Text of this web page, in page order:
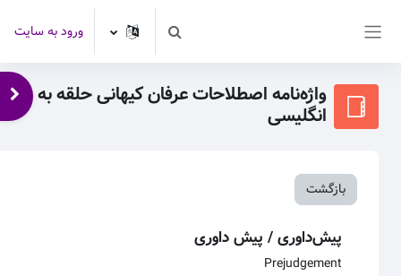
Toggle search inputورود به سایت
واژه‌نامه اصطلاحات عرفان کیهانی حلقه به
انگلیسی
بازگشت
پیش‌داوری / پیش داوری
Prejudgement